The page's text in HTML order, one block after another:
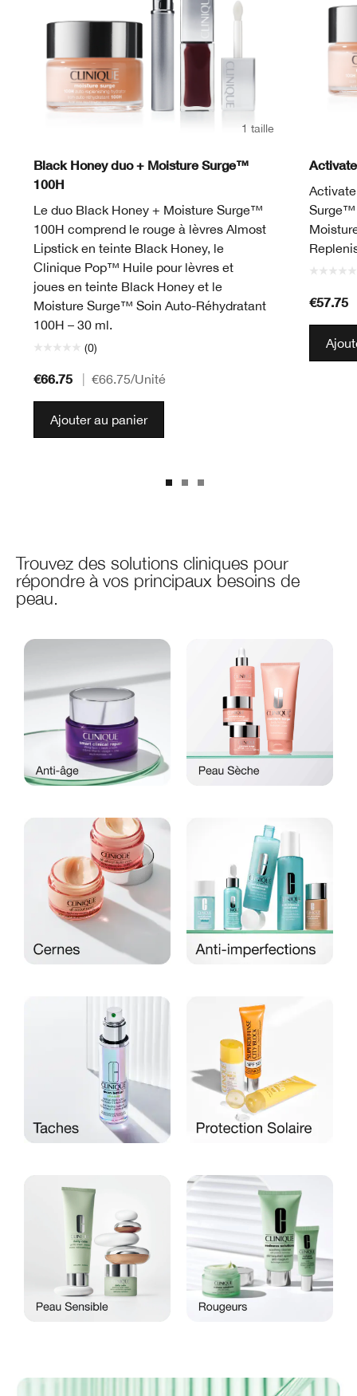
1 taille
Black Honey duo + Moisture Surge™
100H
Le duo Black Honey + Moisture Surge™
100H comprend le rouge à lèvres Almost
Lipstick en teinte Black Honey, le
Clinique Pop™ Huile pour lèvres et
joues en teinte Black Honey et le
Moisture Surge™ Soin Auto-Réhydratant
100H – 30 ml.
(0)
€66.75 €66.75/Unité
Ajouter au panier
Surge™
€57.75
Trouvez des solutions cliniques pour
répondre à vos principaux besoins de
peau.